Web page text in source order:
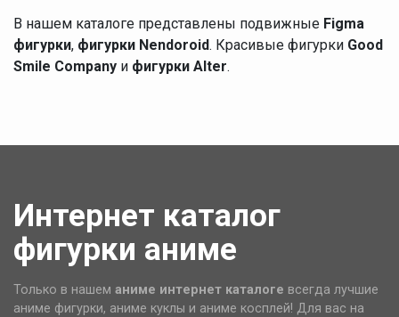
В нашем каталоге представлены подвижные Figma
фигурки, фигурки Nendoroid. Красивые фигурки Good
Smile Company и фигурки Alter.
Интернет каталог
фигурки аниме
Только в нашем аниме интернет каталоге всегда лучшие
аниме фигурки, аниме куклы и аниме косплей! Для вас на